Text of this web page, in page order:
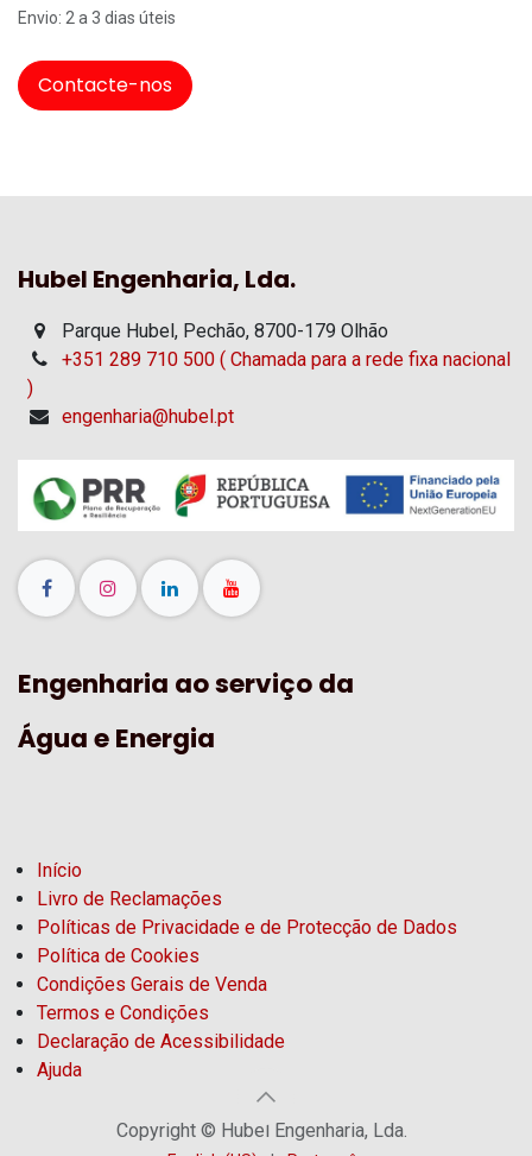
Envio: 2 a 3 dias úteis
Contacte-nos
Hubel Engenharia, Lda.
Parque Hubel, Pechão, 8700-179 Olhão
+351 289 710 500 ( Chamada para a rede fixa nacional
)
engenharia@hubel.pt
Engenharia ao serviço da
Água e Energia
Início
Livro de Reclamações
Políticas de Privacidade e de Protecção de Dados
Política de Cookies
Condições Gerais de Venda
Termos e Condições
Declaração de Acessibilidade
Ajuda
Copyright © Hubel Engenharia, Lda.